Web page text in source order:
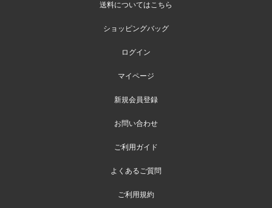
送料についてはこちら
ショッピングバッグ
ログイン
マイページ
新規会員登録
お問い合わせ
ご利用ガイド
よくあるご質問
ご利用規約